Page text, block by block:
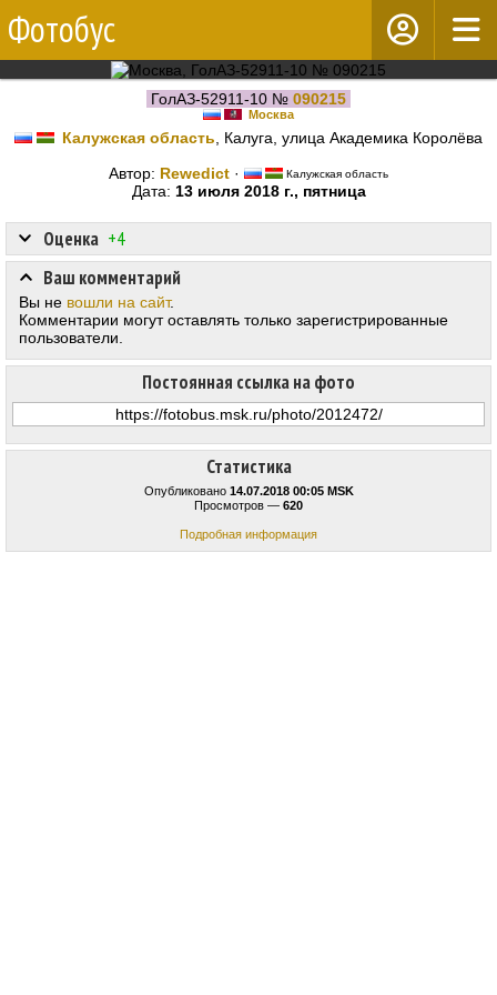
Фотобус
ГолАЗ-52911-10 № 090215
Москва
Калужская область , Калуга, улица Академика Королёва
Автор: Rewedict · Калужская область
Дата: 13 июля 2018 г., пятница
Статистика
Опубликовано 14.07.2018 00:05 MSK
Просмотров — 620
Подробная информация
Оценка +4
Постоянная ссылка на фото
Ваш комментарий
Вы не вошли на сайт.
Комментарии могут оставлять только зарегистрированные
пользователи.